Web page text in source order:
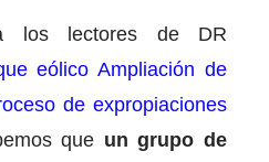
los lectores de DR
eólico Ampliación de
de expropiaciones
que un grupo de